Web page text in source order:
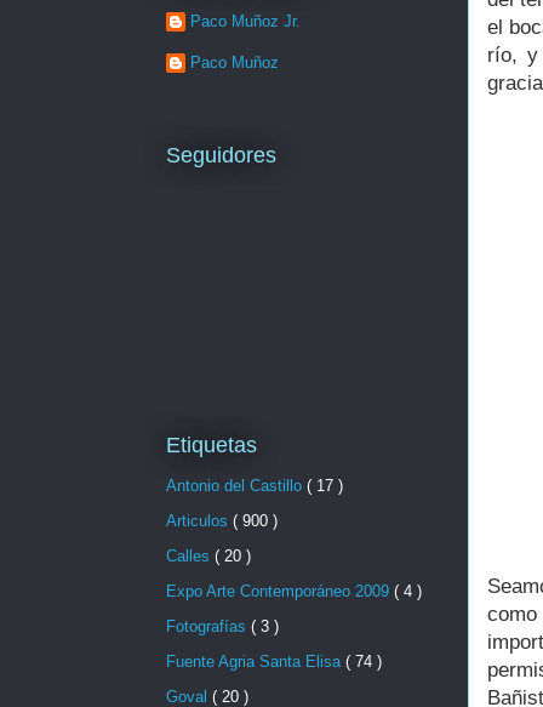
el
río, y
Paco Muñoz Jr.
Paco Muñoz
Seguidores
Etiquetas
Antonio del Castillo ( 17 )
Articulos ( 900 )
Calles ( 20 )
Expo Arte Contemporáneo 2009 ( 4 )
Fotografías ( 3 )
Fuente Agria Santa Elisa ( 74 )
Goval ( 20 )